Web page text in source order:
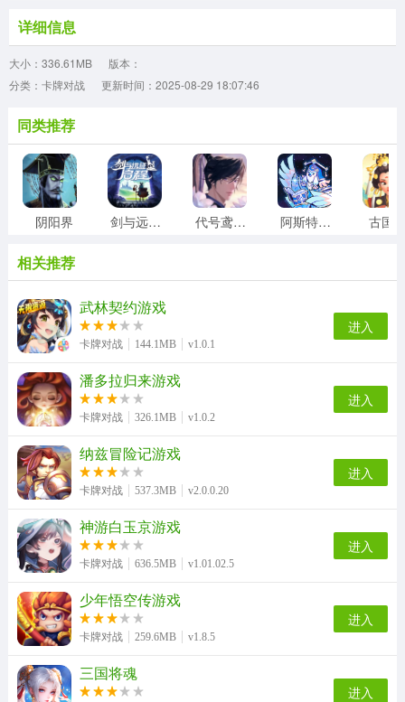
详细信息
大小：336.61MB
版本：
分类：卡牌对战
更新时间：2025-08-29 18:07:46
同类推荐
阴阳界 剑与远征2启程 代号鸢台服 阿斯特赖亚六面神谕 古国
相关推荐
武林契约游戏
卡牌对战 144.1MB v1.0.1
进入
潘多拉归来游戏
卡牌对战 326.1MB v1.0.2
进入
纳兹冒险记游戏
卡牌对战 537.3MB v2.0.0.20
进入
神游白玉京游戏
卡牌对战 636.5MB v1.01.02.5
进入
少年悟空传游戏
卡牌对战 259.6MB v1.8.5
进入
三国将魂
进入